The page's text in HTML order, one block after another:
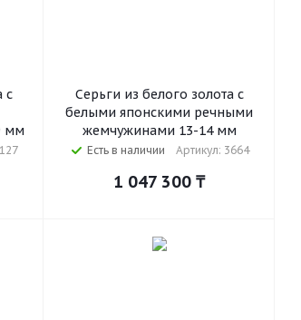
с
мм
Серьги из белого золота с
белыми японскими речными
жемчужинами 13-14 мм
Есть в наличии Артикул: 3664
1 047 300 ₸